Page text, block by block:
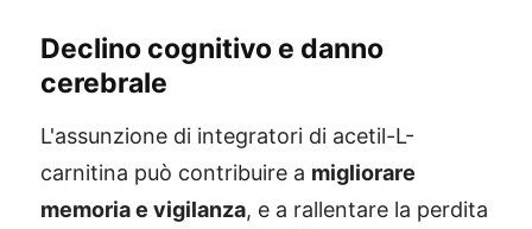
Declino cognitivo e danno
cerebrale
L'assunzione di integratori di acetil-L-
carnitina può contribuire a migliorare
memoria e vigilanza, e a rallentare la perdita